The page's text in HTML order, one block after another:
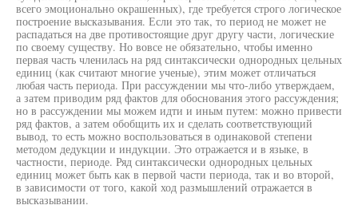
всего эмоционально окрашенных), где требуется строго логическое
построение высказывания. Если это так, то период не может не
распадаться на две противостоящие друг другу части, логические
по своему существу. Но вовсе не обязательно, чтобы именно
первая часть членилась на ряд синтаксически однородных цельных
единиц (как считают многие ученые), этим может отличаться
любая часть периода. При рассуждении мы что-либо утверждаем,
а затем приводим ряд фактов для обоснования этого рассуждения;
но в рассуждении мы можем идти и иным путем: можно привести
ряд фактов, а затем обобщить их и сделать соответствующий
вывод, то есть можно воспользоваться в одинаковой степени
методом дедукции и индукции. Это отражается и в языке, в
частности, периоде. Ряд синтаксически однородных цельных
единиц может быть как в первой части периода, так и во второй,
в зависимости от того, какой ход размышлений отражается в
высказывании.